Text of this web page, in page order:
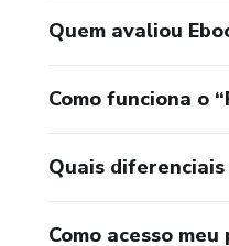
Quem avaliou
Como funciona o
Quais
Como acesso